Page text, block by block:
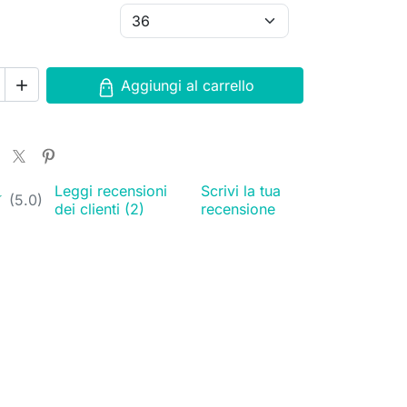
 Aggiungi al carrello
(5.0)
Leggi recensioni
dei clienti (2)
Scrivi la tua
recensione